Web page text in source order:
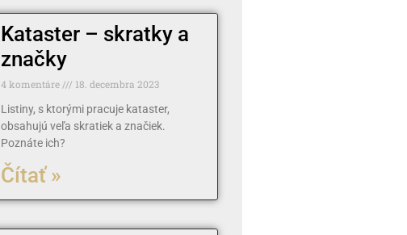
Kataster – skratky a
značky
4 komentáre
18. decembra 2023
Listiny, s ktorými pracuje kataster,
obsahujú veľa skratiek a značiek.
Poznáte ich?
Čítať »